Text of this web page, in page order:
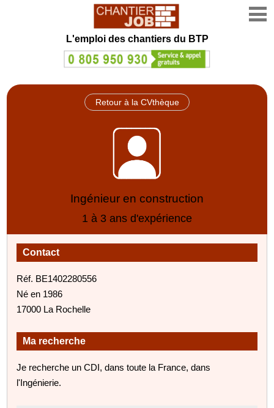
L'emploi des chantiers du BTP
Retour à la CVthèque
Ingénieur en construction
1 à 3 ans d'expérience
Contact
Réf. BE1402280556
Né en 1986
17000 La Rochelle
Ma recherche
Je recherche un CDI, dans toute la France, dans
l'Ingénierie.